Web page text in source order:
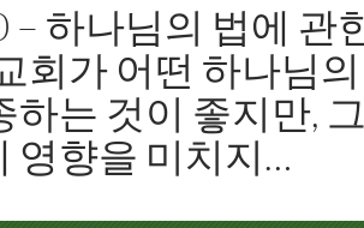
– 하나님의 법에 관
회가 어떤 하나님
하는 것이 좋지만,
영향을 미치지…